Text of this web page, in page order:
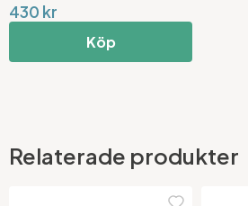
430 kr
Köp
Relaterade produkter